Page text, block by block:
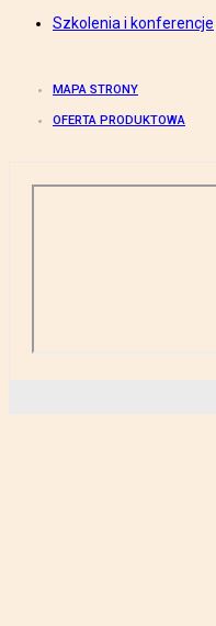
Szkolenia i konferencje
MAPA STRONY
OFERTA PRODUKTOWA